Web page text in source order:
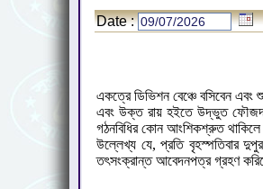
Date :
একত্রে ডিভিশন বেঞ্চে বসিবেন
এবং উক্ত রায় হইতে উদ্ভুত
গঠনবিধির কোন আংশিকশ্রুত থাকিলে
উল্লেখ্য যে, প্রতি বৃহস্পতিবার
তৎসংক্রান্ত আবেদনপত্র গ্রহণ